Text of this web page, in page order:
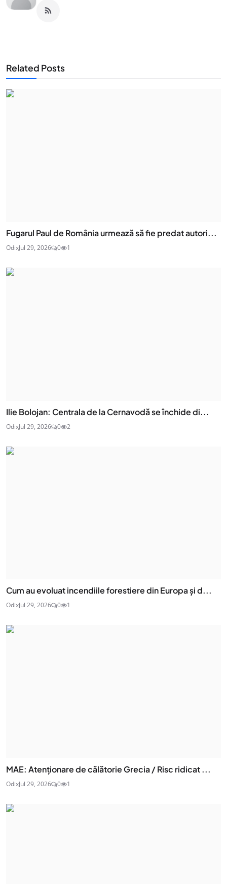
Related Posts
Fugarul Paul de România urmează să fie predat autori...
OdixJul 29, 2026 0 1
Ilie Bolojan: Centrala de la Cernavodă se închide di...
OdixJul 29, 2026 0 2
Cum au evoluat incendiile forestiere din Europa și d...
OdixJul 29, 2026 0 1
MAE: Atenţionare de călătorie Grecia / Risc ridicat ...
OdixJul 29, 2026 0 1